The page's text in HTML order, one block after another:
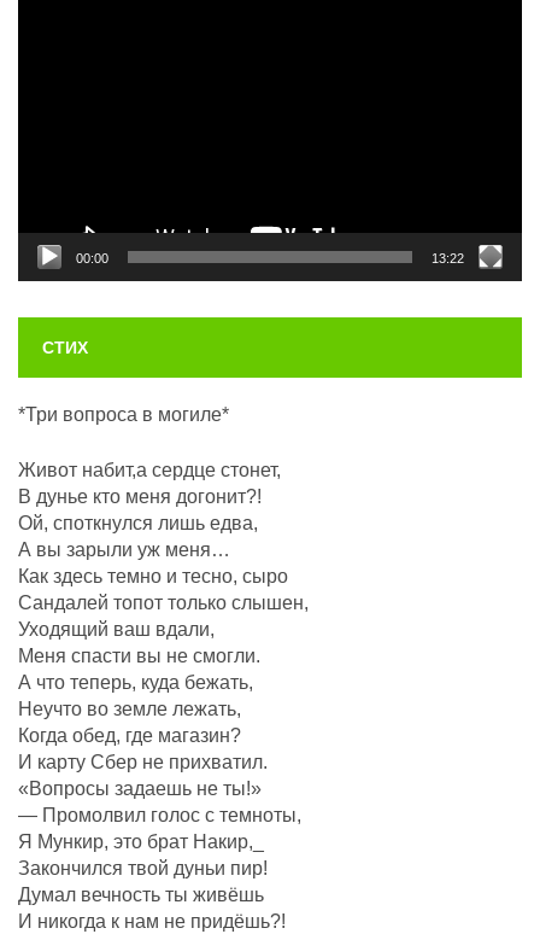
00:00 13:22
СТИХ
*Три вопроса в могиле*
Живот набит,а сердце стонет,
В дунье кто меня догонит?!
Ой, споткнулся лишь едва,
А вы зарыли уж меня…
Как здесь темно и тесно, сыро
Сандалей топот только слышен,
Уходящий ваш вдали,
Меня спасти вы не смогли.
А что теперь, куда бежать,
Неучто во земле лежать,
Когда обед, где магазин?
И карту Сбер не прихватил.
«Вопросы задаешь не ты!»
— Промолвил голос с темноты,
Я Мункир, это брат Накир,_
Закончился твой дуньи пир!
Думал вечность ты живёшь
И никогда к нам не придёшь?!